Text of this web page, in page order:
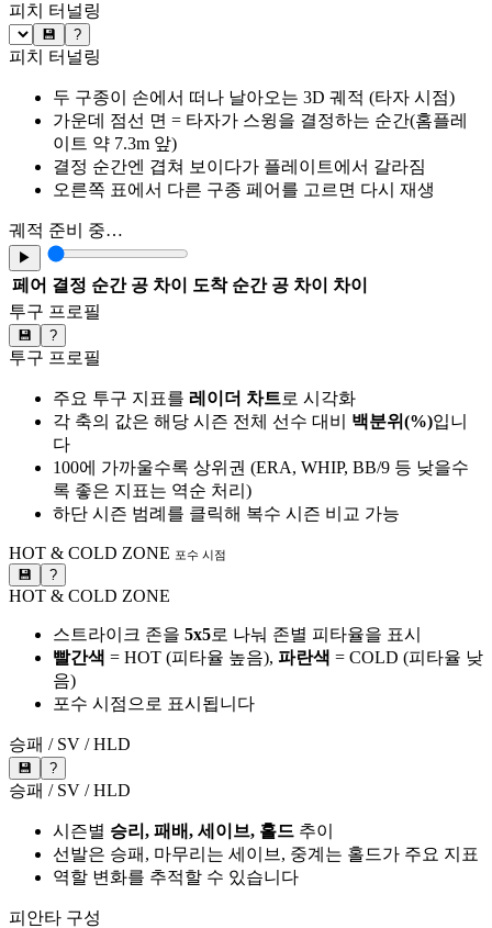
피치 터널링
💾 ?
피치 터널링
두 구종이 손에서 떠나 날아오는 3D 궤적 (타자 시점)
가운데 점선 면 = 타자가 스윙을 결정하는 순간(홈플레
이트 약 7.3m 앞)
결정 순간엔 겹쳐 보이다가 플레이트에서 갈라짐
오른쪽 표에서 다른 구종 페어를 고르면 다시 재생
궤적 준비 중…
▶
페어 결정 순간 공 차이 도착 순간 공 차이
차이
투구 프로필
💾 ?
투구 프로필
주요 투구 지표를 레이더 차트로 시각화
각 축의 값은 해당 시즌 전체 선수 대비 백분위(%)입니
다
100에 가까울수록 상위권 (ERA, WHIP, BB/9 등 낮을수
록 좋은 지표는 역순 처리)
하단 시즌 범례를 클릭해 복수 시즌 비교 가능
HOT & COLD ZONE 포수 시점
💾 ?
HOT & COLD ZONE
스트라이크 존을 5x5로 나눠 존별 피타율을 표시
빨간색 = HOT (피타율 높음), 파란색 = COLD (피타율 낮
음)
포수 시점으로 표시됩니다
승패 / SV / HLD
💾 ?
승패 / SV / HLD
시즌별 승리, 패배, 세이브, 홀드 추이
선발은 승패, 마무리는 세이브, 중계는 홀드가 주요 지표
역할 변화를 추적할 수 있습니다
피안타 구성